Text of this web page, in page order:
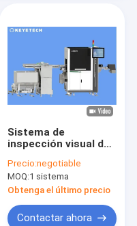
Sistema de
inspección visual de
casquillo del agua
con 6 cámaras de la
industria del CCD
Precio:negotiable
MOQ:1 sistema
Obtenga el último precio
Contactar ahora